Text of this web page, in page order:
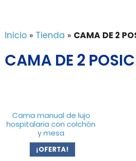
contenido
Inicio » Tienda » CAMA DE 2
CAMA DE 2
Cama manual de lujo
hospitalaria con colchón
y mesa
¡OFERTA!